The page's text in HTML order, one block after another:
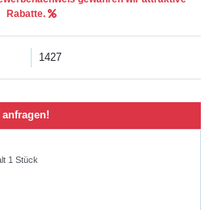
Rabatte.
1427
1Stück